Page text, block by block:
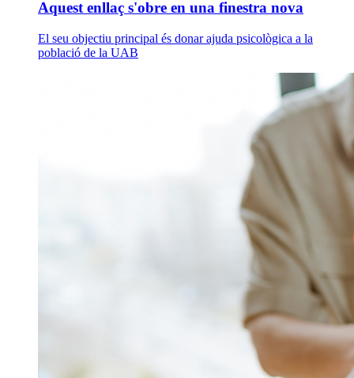
Aquest enllaç s'obre en una finestra nova
El seu objectiu principal és donar ajuda psicològica a la
població de la UAB